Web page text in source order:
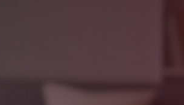
تفاصيل الدراسة
الفئات العمرية المستهدفة: من 4 سنوات حتى البالغين